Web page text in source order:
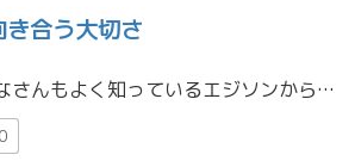
合う大切さ
今回はみなさんもよく知っているエジソンから学んだことについて紹介します！ エジソンは、電球や蓄音機などで私たちの生活を大きく変えた発明家の一人です。 また、「発明王」と呼ばれるほど多くの研究や実験を行ったことでも有名です […]
0